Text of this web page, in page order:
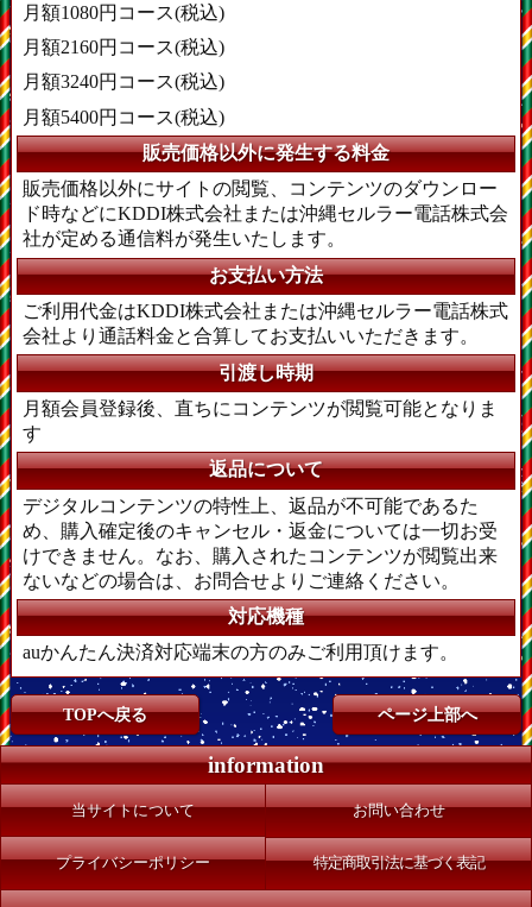
月額1080円コース(税込)
月額2160円コース(税込)
月額3240円コース(税込)
月額5400円コース(税込)
販売価格以外に発生する料金
販売価格以外にサイトの閲覧、コンテンツのダウンロー
ド時などにKDDI株式会社または沖縄セルラー電話株式会
社が定める通信料が発生いたします。
お支払い方法
ご利用代金はKDDI株式会社または沖縄セルラー電話株式
会社より通話料金と合算してお支払いいただきます。
引渡し時期
月額会員登録後、直ちにコンテンツが閲覧可能となりま
す
返品について
デジタルコンテンツの特性上、返品が不可能であるた
め、購入確定後のキャンセル・返金については一切お受
けできません。なお、購入されたコンテンツが閲覧出来
ないなどの場合は、お問合せよりご連絡ください。
対応機種
auかんたん決済対応端末の方のみご利用頂けます。
TOPへ戻る ページ上部へ
information
当サイトについて お問い合わせ
プライバシーポリシー 特定商取引法に基づく表記